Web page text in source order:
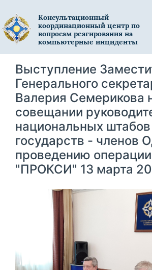
Консультационный
координационный центр по
вопросам реагирования на
компьютерные инциденты
Выступление
Генерального
Валерия Семерикова
совещании
национальных штабов
государств - членов
проведению операции
"ПРОКСИ" 13 марта